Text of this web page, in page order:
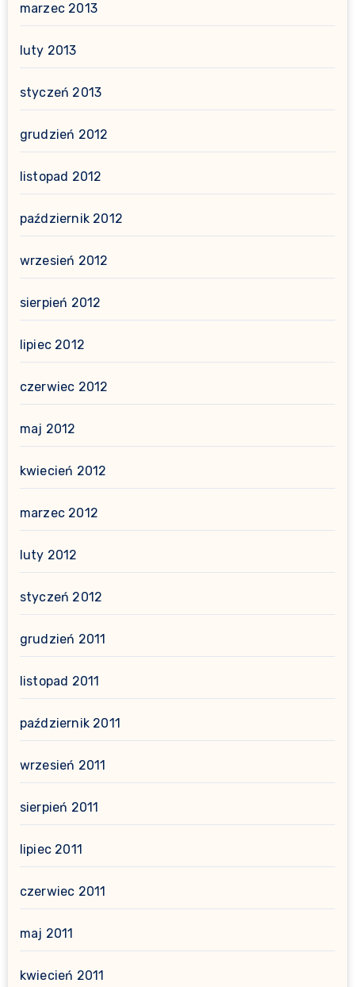
marzec 2013
luty 2013
styczeń 2013
grudzień 2012
listopad 2012
październik 2012
wrzesień 2012
sierpień 2012
lipiec 2012
czerwiec 2012
maj 2012
kwiecień 2012
marzec 2012
luty 2012
styczeń 2012
grudzień 2011
listopad 2011
październik 2011
wrzesień 2011
sierpień 2011
lipiec 2011
czerwiec 2011
maj 2011
kwiecień 2011